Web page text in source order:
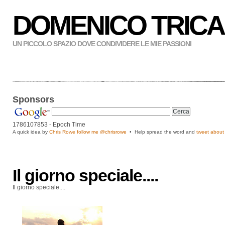
DOMENICO
UN PICCOLO SPAZIO DOVE CONDIVIDERE LE MIE PASSIONI
Sponsors
1786107854 - Epoch Time
A quick idea by Chris Rowe follow me @chrisrowe • Help spread the word and tweet
Il giorno speciale....
Il giorno speciale....